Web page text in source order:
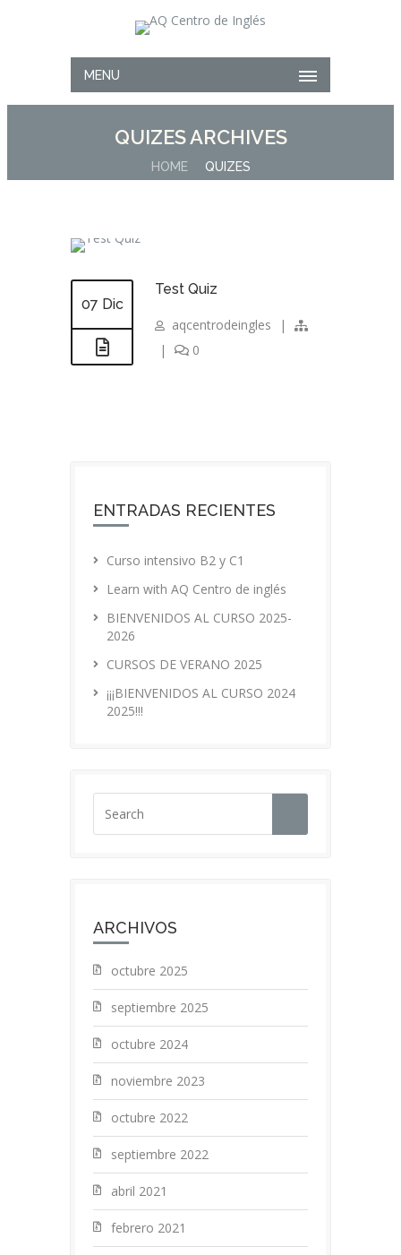
MENU
QUIZES ARCHIVES
HOME QUIZES
07 Dic
Test Quiz
aqcentrodeingles
|
|
0
ENTRADAS RECIENTES
Curso intensivo B2 y C1
Learn with AQ Centro de inglés
BIENVENIDOS AL CURSO 2025-
2026
CURSOS DE VERANO 2025
¡¡¡BIENVENIDOS AL CURSO 2024
2025!!!
ARCHIVOS
octubre 2025
septiembre 2025
octubre 2024
noviembre 2023
octubre 2022
septiembre 2022
abril 2021
febrero 2021